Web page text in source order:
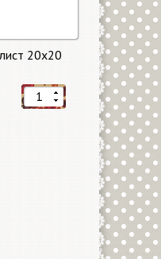
20х20